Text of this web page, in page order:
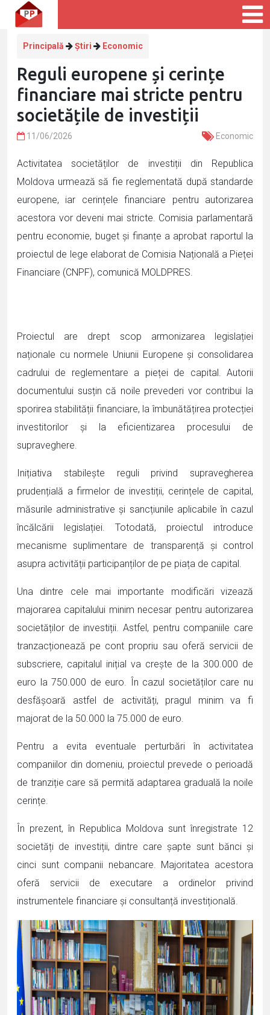
Principală Știri Economic
Reguli europene și cerințe
financiare mai stricte pentru
societățile de investiții
11/06/2026 Economic
Activitatea societăților de investiții din Republica
Moldova urmează să fie reglementată după standarde
europene, iar cerințele financiare pentru autorizarea
acestora vor deveni mai stricte. Comisia parlamentară
pentru economie, buget și finanțe a aprobat raportul la
proiectul de lege elaborat de Comisia Națională a Pieței
Financiare (CNPF), comunică MOLDPRES.
Proiectul are drept scop armonizarea legislației
naționale cu normele Uniunii Europene și consolidarea
cadrului de reglementare a pieței de capital. Autorii
documentului susțin că noile prevederi vor contribui la
sporirea stabilității financiare, la îmbunătățirea protecției
investitorilor și la eficientizarea procesului de
supraveghere.
Inițiativa stabilește reguli privind supravegherea
prudențială a firmelor de investiții, cerințele de capital,
măsurile administrative și sancțiunile aplicabile în cazul
încălcării legislației. Totodată, proiectul introduce
mecanisme suplimentare de transparență și control
asupra activității participanților de pe piața de capital.
Una dintre cele mai importante modificări vizează
majorarea capitalului minim necesar pentru autorizarea
societăților de investiții. Astfel, pentru companiile care
tranzacționează pe cont propriu sau oferă servicii de
subscriere, capitalul inițial va crește de la 300.000 de
euro la 750.000 de euro. În cazul societăților care nu
desfășoară astfel de activități, pragul minim va fi
majorat de la 50.000 la 75.000 de euro.
Pentru a evita eventuale perturbări în activitatea
companiilor din domeniu, proiectul prevede o perioadă
de tranziție care să permită adaptarea graduală la noile
cerințe.
În prezent, în Republica Moldova sunt înregistrate 12
societăți de investiții, dintre care șapte sunt bănci și
cinci sunt companii nebancare. Majoritatea acestora
oferă servicii de executare a ordinelor privind
instrumentele financiare și consultanță investițională.